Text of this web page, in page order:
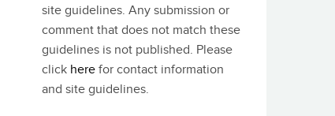
site guidelines. Any submission or
comment that does not match these
guidelines is not published. Please
click here for contact information
and site guidelines.